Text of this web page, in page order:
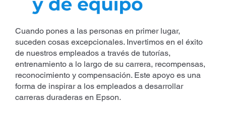
Cuando pones a las personas en primer lugar,
suceden cosas excepcionales. Invertimos en el éxito
de nuestros empleados a través de tutorías,
entrenamiento a lo largo de su carrera, recompensas,
reconocimiento y compensación. Este apoyo es una
forma de inspirar a los empleados a desarrollar
carreras duraderas en Epson.